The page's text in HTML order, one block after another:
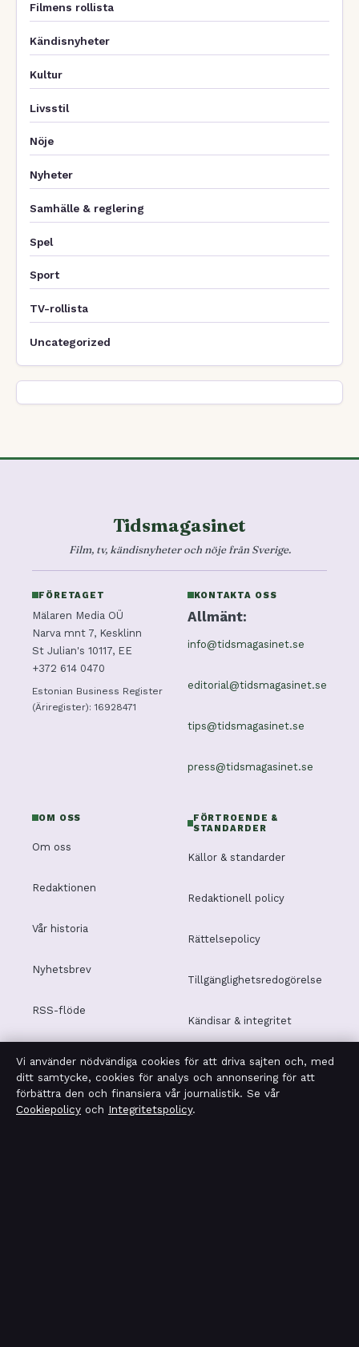
Filmens rollista
Kändisnyheter
Kultur
Livsstil
Nöje
Nyheter
Samhälle & reglering
Spel
Sport
TV-rollista
Uncategorized
Tidsmagasinet
Film, tv, kändisnyheter och nöje från Sverige.
FÖRETAGET
Mälaren Media OÜ
Narva mnt 7, Kesklinn
St Julian's 10117, EE
+372 614 0470
Estonian Business Register
(Äriregister): 16928471
KONTAKTA OSS
Allmänt:
info@tidsmagasinet.se
editorial@tidsmagasinet.se
tips@tidsmagasinet.se
press@tidsmagasinet.se
OM OSS
Om oss
Redaktionen
Vår historia
Nyhetsbrev
RSS-flöde
FÖRTROENDE &
STANDARDER
Källor & standarder
Redaktionell policy
Rättelsepolicy
Tillgänglighetsredogörelse
Kändisar & integritet
Integritetspolicy
Vi använder nödvändiga cookies för att driva sajten och, med
ditt samtycke, cookies för analys och annonsering för att
förbättra den och finansiera vår journalistik. Se vår
Cookiepolicy och Integritetspolicy.